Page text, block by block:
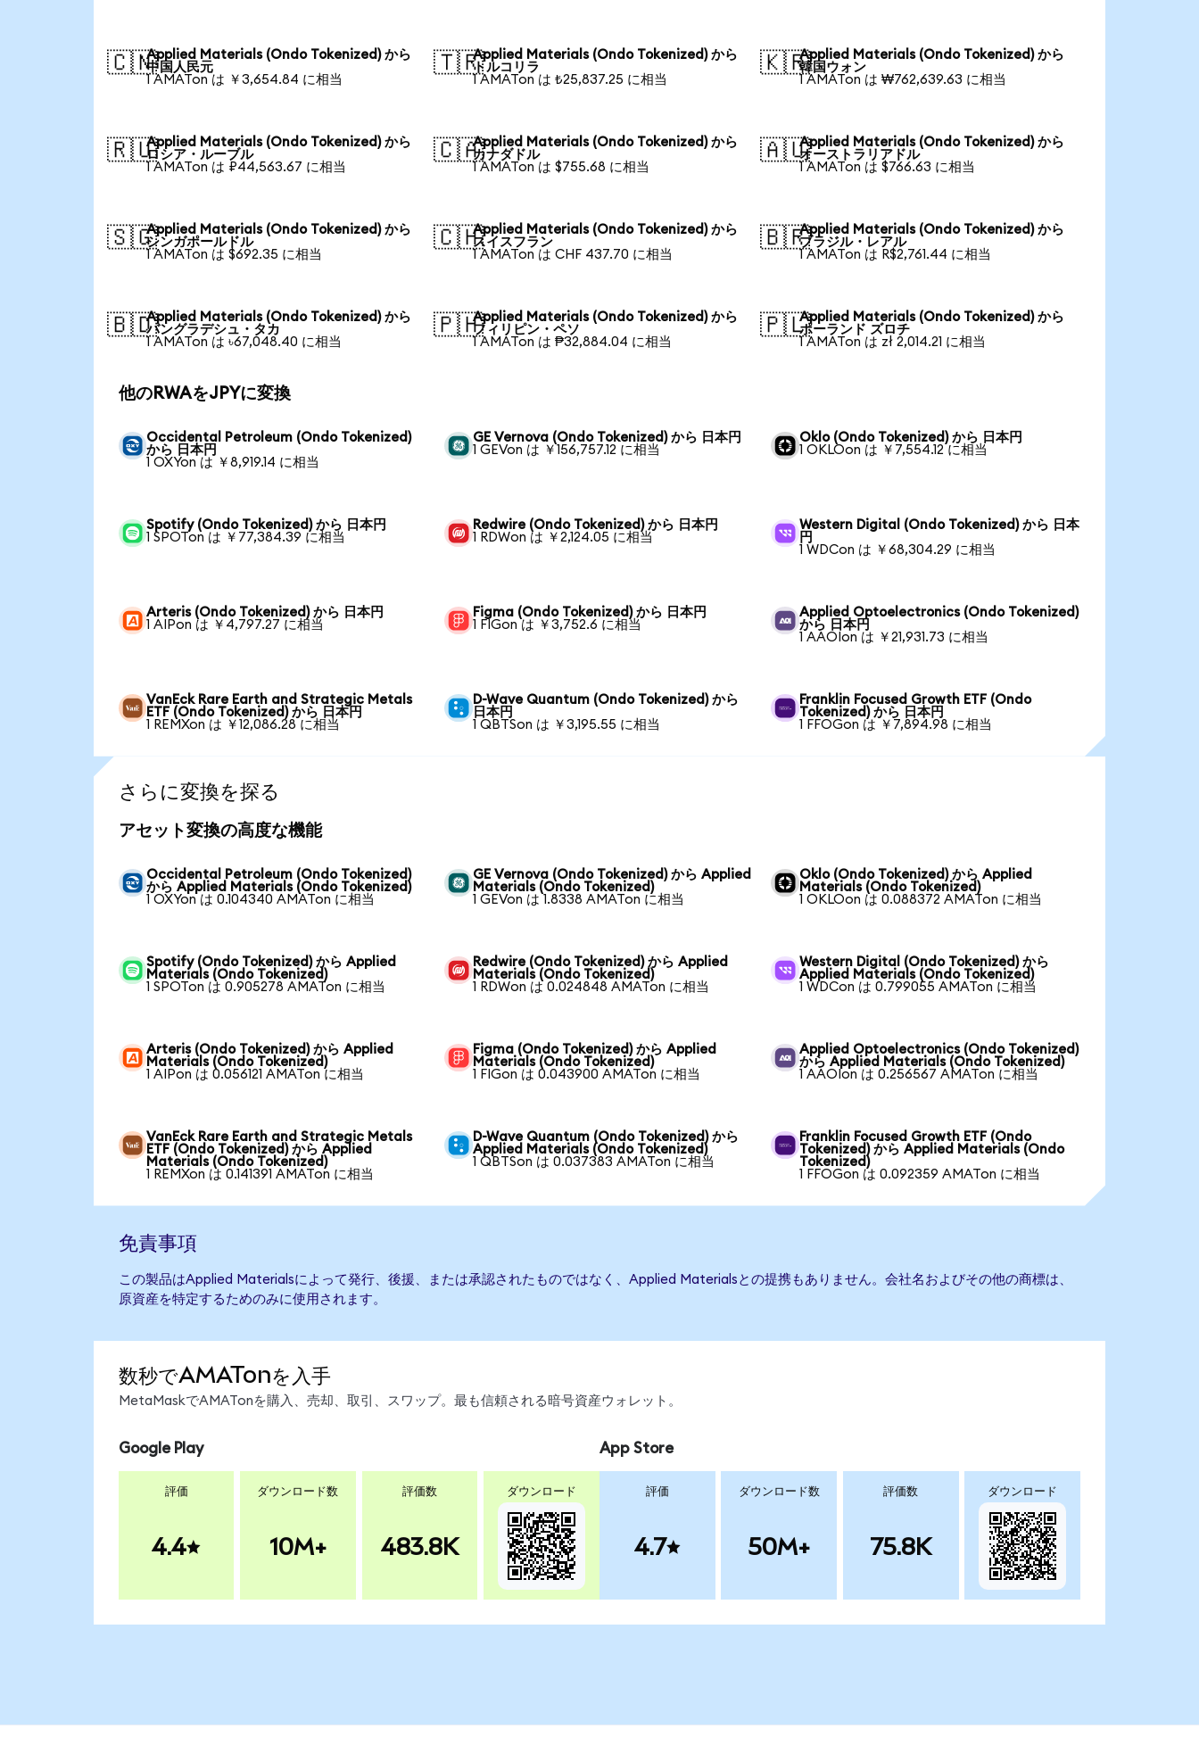
🇨🇳Applied Materials (Ondo Tokenized) から
中国人民元
1 AMATon は ￥3,654.84 に相当
🇹🇷Applied Materials (Ondo Tokenized) から
トルコリラ
1 AMATon は ₺25,837.25 に相当
🇰🇷Applied Materials (Ondo Tokenized) から
韓国ウォン
1 AMATon は ₩762,639.63 に相当
🇷🇺Applied Materials (Ondo Tokenized) から
ロシア・ルーブル
1 AMATon は ₽44,563.67 に相当
🇨🇦Applied Materials (Ondo Tokenized) から
カナダドル
1 AMATon は $755.68 に相当
🇦🇺Applied Materials (Ondo Tokenized) から
オーストラリアドル
1 AMATon は $766.63 に相当
🇸🇬Applied Materials (Ondo Tokenized) から
シンガポールドル
1 AMATon は $692.35 に相当
🇨🇭Applied Materials (Ondo Tokenized) から
スイスフラン
1 AMATon は CHF 437.70 に相当
🇧🇷Applied Materials (Ondo Tokenized) から
ブラジル・レアル
1 AMATon は R$2,761.44 に相当
🇧🇩Applied Materials (Ondo Tokenized) から
バングラデシュ・タカ
1 AMATon は ৳67,048.40 に相当
🇵🇭Applied Materials (Ondo Tokenized) から
フィリピン・ペソ
1 AMATon は ₱32,884.04 に相当
🇵🇱Applied Materials (Ondo Tokenized) から
ポーランド ズロチ
1 AMATon は zł 2,014.21 に相当
他のRWAをJPYに変換
Occidental Petroleum (Ondo Tokenized)
から 日本円
1 OXYon は ￥8,919.14 に相当
GE Vernova (Ondo Tokenized) から 日本円
1 GEVon は ￥156,757.12 に相当
Oklo (Ondo Tokenized) から 日本円
1 OKLOon は ￥7,554.12 に相当
Spotify (Ondo Tokenized) から 日本円
1 SPOTon は ￥77,384.39 に相当
Redwire (Ondo Tokenized) から 日本円
1 RDWon は ￥2,124.05 に相当
Western Digital (Ondo Tokenized) から 日本
円
1 WDCon は ￥68,304.29 に相当
Arteris (Ondo Tokenized) から 日本円
1 AIPon は ￥4,797.27 に相当
Figma (Ondo Tokenized) から 日本円
1 FIGon は ￥3,752.6 に相当
Applied Optoelectronics (Ondo Tokenized)
から 日本円
1 AAOIon は ￥21,931.73 に相当
VanEck Rare Earth and Strategic Metals
ETF (Ondo Tokenized) から 日本円
1 REMXon は ￥12,086.28 に相当
D-Wave Quantum (Ondo Tokenized) から
日本円
1 QBTSon は ￥3,195.55 に相当
Franklin Focused Growth ETF (Ondo
Tokenized) から 日本円
1 FFOGon は ￥7,894.98 に相当
さらに変換を探る
アセット変換の高度な機能
Occidental Petroleum (Ondo Tokenized)
から Applied Materials (Ondo Tokenized)
1 OXYon は 0.104340 AMATon に相当
GE Vernova (Ondo Tokenized) から Applied
Materials (Ondo Tokenized)
1 GEVon は 1.8338 AMATon に相当
Oklo (Ondo Tokenized) から Applied
Materials (Ondo Tokenized)
1 OKLOon は 0.088372 AMATon に相当
Spotify (Ondo Tokenized) から Applied
Materials (Ondo Tokenized)
1 SPOTon は 0.905278 AMATon に相当
Redwire (Ondo Tokenized) から Applied
Materials (Ondo Tokenized)
1 RDWon は 0.024848 AMATon に相当
Western Digital (Ondo Tokenized) から
Applied Materials (Ondo Tokenized)
1 WDCon は 0.799055 AMATon に相当
Arteris (Ondo Tokenized) から Applied
Materials (Ondo Tokenized)
1 AIPon は 0.056121 AMATon に相当
Figma (Ondo Tokenized) から Applied
Materials (Ondo Tokenized)
1 FIGon は 0.043900 AMATon に相当
Applied Optoelectronics (Ondo Tokenized)
から Applied Materials (Ondo Tokenized)
1 AAOIon は 0.256567 AMATon に相当
VanEck Rare Earth and Strategic Metals
ETF (Ondo Tokenized) から Applied
Materials (Ondo Tokenized)
1 REMXon は 0.141391 AMATon に相当
D-Wave Quantum (Ondo Tokenized) から
Applied Materials (Ondo Tokenized)
1 QBTSon は 0.037383 AMATon に相当
Franklin Focused Growth ETF (Ondo
Tokenized) から Applied Materials (Ondo
Tokenized)
1 FFOGon は 0.092359 AMATon に相当
免責事項
この製品はApplied Materialsによって発行、後援、または承認されたものではなく、Applied Materialsとの提携もありません。会社名およびその他の商標は、
原資産を特定するためのみに使用されます。
数秒でAMATonを入手
MetaMaskでAMATonを購入、売却、取引、スワップ。最も信頼される暗号資産ウォレット。
Google Play
評価
4.4
ダウンロード数
10M+
評価数
483.8K
ダウンロード
App Store
評価
4.7
ダウンロード数
50M+
評価数
75.8K
ダウンロード